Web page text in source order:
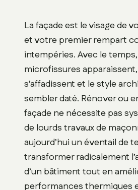
La façade est le visage de
et votre premier rempart
intempéries. Avec le
microfissures
s’affadissent et le style
sembler daté. Rénover ou
façade ne nécessite pas
de lourds travaux de
aujourd’hui un éventail de
transformer radicalement
d’un bâtiment tout en
performances thermiques